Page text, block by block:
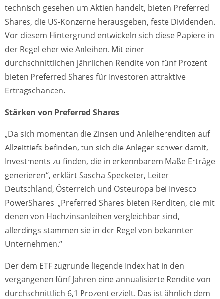
technisch gesehen um Aktien handelt, bieten Preferred
Shares, die US-Konzerne herausgeben, feste Dividenden.
Vor diesem Hintergrund entwickeln sich diese Papiere in
der Regel eher wie Anleihen. Mit einer
durchschnittlichen jährlichen Rendite von fünf Prozent
bieten Preferred Shares für Investoren attraktive
Ertragschancen.
Stärken von Preferred Shares
„Da sich momentan die Zinsen und Anleiherenditen auf
Allzeittiefs befinden, tun sich die Anleger schwer damit,
Investments zu finden, die in erkennbarem Maße Erträge
generieren“, erklärt Sascha Specketer, Leiter
Deutschland, Österreich und Osteuropa bei Invesco
PowerShares. „Preferred Shares bieten Renditen, die mit
denen von Hochzinsanleihen vergleichbar sind,
allerdings stammen sie in der Regel von bekannten
Unternehmen.“
Der dem ETFzugrunde liegende Index hat in den
vergangenen fünf Jahren eine annualisierte Rendite von
durchschnittlich 6,1 Prozent erzielt. Das ist ähnlich dem